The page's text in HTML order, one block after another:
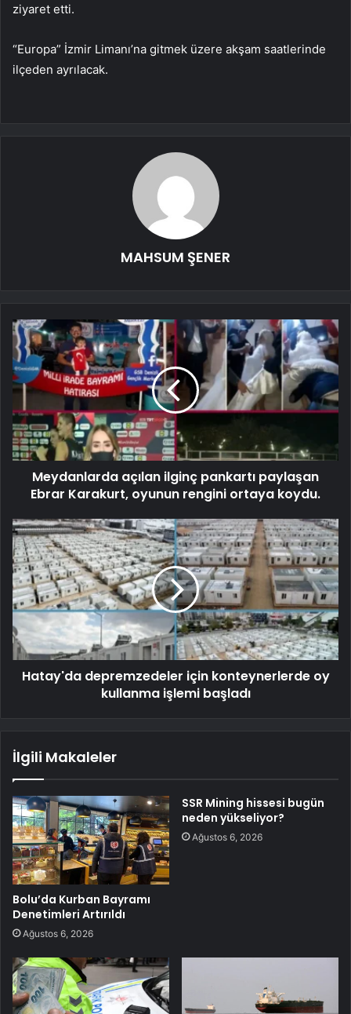
ziyaret etti.
“Europa” İzmir Limanı’na gitmek üzere akşam saatlerinde
ilçeden ayrılacak.
MAHSUM ŞENER
Meydanlarda açılan ilginç pankartı paylaşan
Ebrar Karakurt, oyunun rengini ortaya koydu.
Hatay'da depremzedeler için konteynerlerde oy
kullanma işlemi başladı
İlgili Makaleler
Bolu’da Kurban Bayramı
Denetimleri Artırıldı
Ağustos 6, 2026
SSR Mining hissesi bugün
neden yükseliyor?
Ağustos 6, 2026